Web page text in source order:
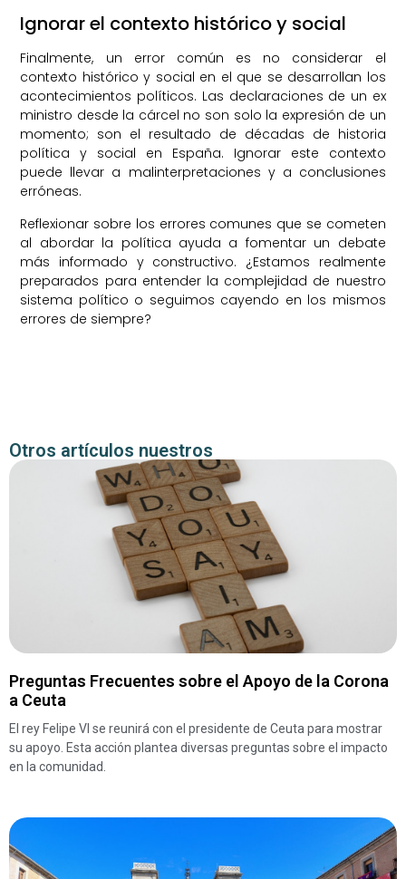
Ignorar el contexto histórico y social
Finalmente, un error común es no considerar el
contexto histórico y social en el que se desarrollan los
acontecimientos políticos. Las declaraciones de un ex
ministro desde la cárcel no son solo la expresión de un
momento; son el resultado de décadas de historia
política y social en España. Ignorar este contexto
puede llevar a malinterpretaciones y a conclusiones
erróneas.
Reflexionar sobre los errores comunes que se cometen
al abordar la política ayuda a fomentar un debate
más informado y constructivo. ¿Estamos realmente
preparados para entender la complejidad de nuestro
sistema político o seguimos cayendo en los mismos
errores de siempre?
Otros artículos nuestros
Preguntas Frecuentes sobre el Apoyo de la Corona
a Ceuta
El rey Felipe VI se reunirá con el presidente de Ceuta para mostrar
su apoyo. Esta acción plantea diversas preguntas sobre el impacto
en la comunidad.